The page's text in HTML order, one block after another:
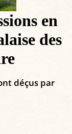
en
des
déçus par